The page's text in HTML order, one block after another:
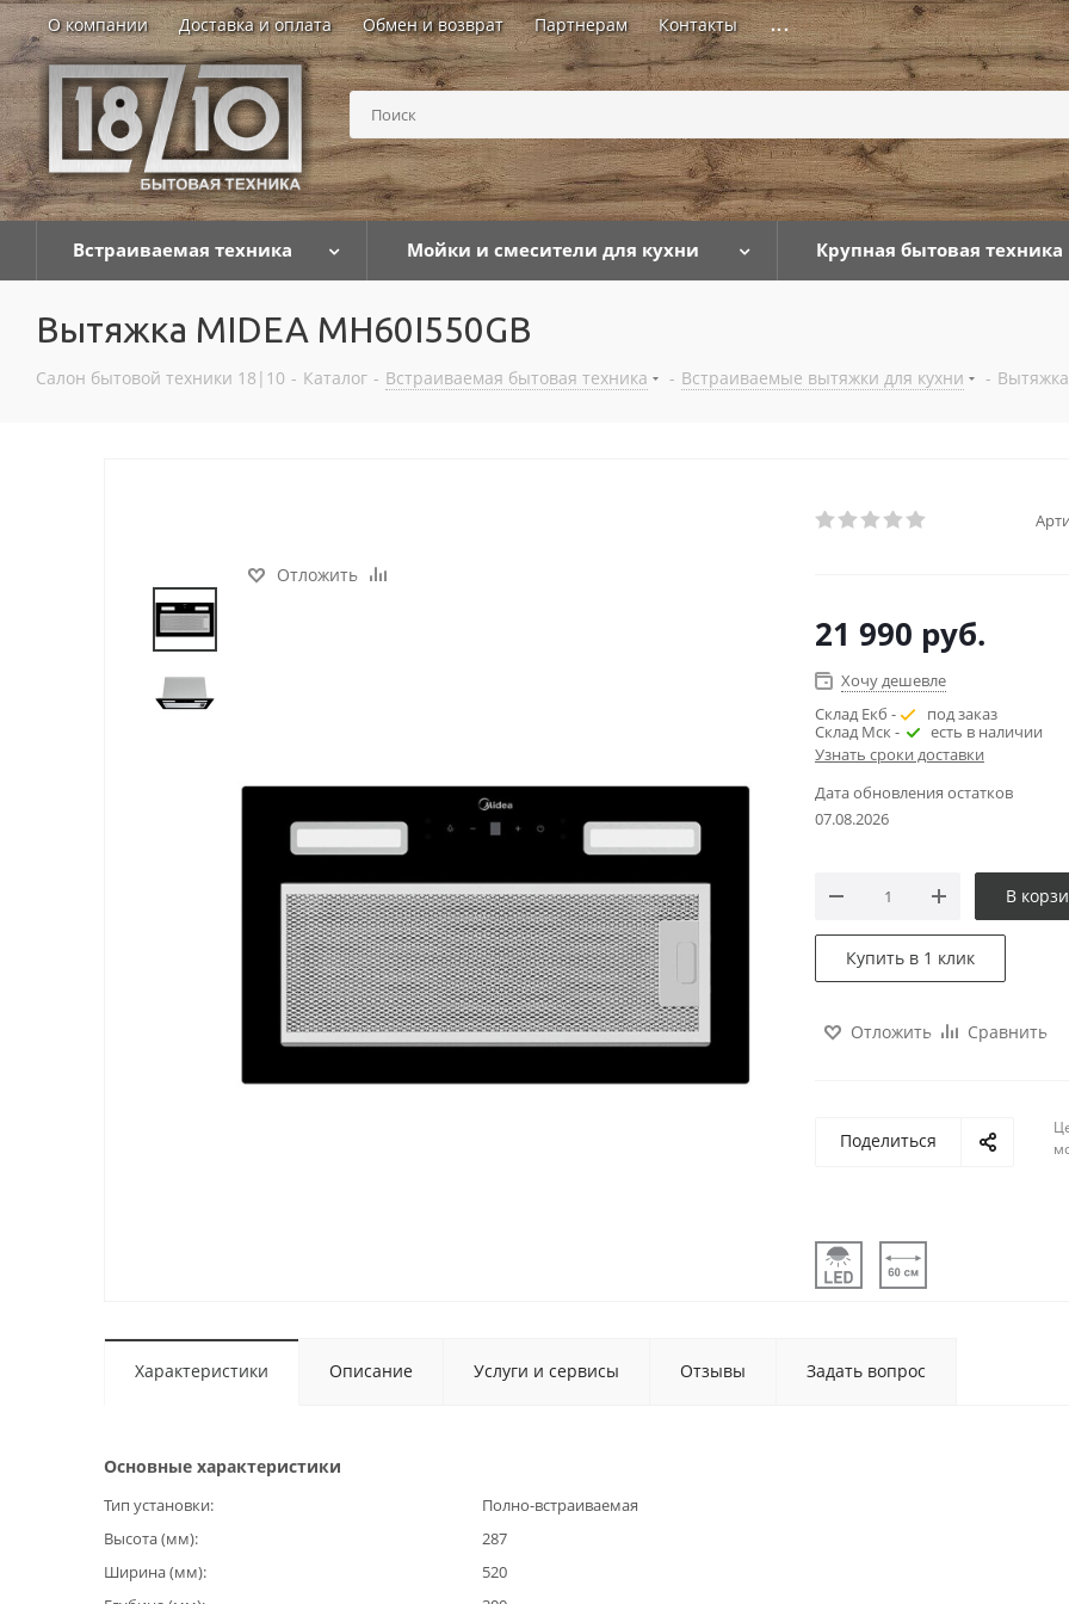
О компании Доставка и оплата Обмен и возврат Партнерам Контакты ...
Встраиваемая техника Мойки и смесители для кухни Крупная бытовая техника
Вытяжка MIDEA MH60I550GB
Салон бытовой техники 18|10 - Каталог - Встраиваемая бытовая техника - Встраиваемые вытяжки для кухни -
Отложить
21 990 руб.
Хочу дешевле
Склад Екб -
под заказ
Склад Мск -
есть в наличии
Узнать сроки доставки
Дата обновления остатков
07.08.2026
В
Купить в 1 клик
Отложить Сравнить
Поделиться
Характеристики Описание Услуги и сервисы Отзывы Задать вопрос
Основные характеристики
Тип установки
Полно-встраиваемая
Высота (мм)
287
Ширина (мм)
520